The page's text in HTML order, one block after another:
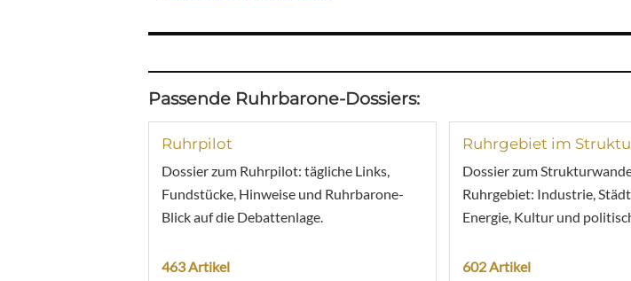
Passende Ruhrbarone-Dossiers:
Ruhrpilot
Dossier zum Ruhrpilot: tägliche Links,
Fundstücke, Hinweise und Ruhrbarone-
Blick auf die Debattenlage.
463 Artikel
Ruhrgebiet im
Dossier zum
Ruhrgebiet: Industrie,
Energie, Kultur und
602 Artikel